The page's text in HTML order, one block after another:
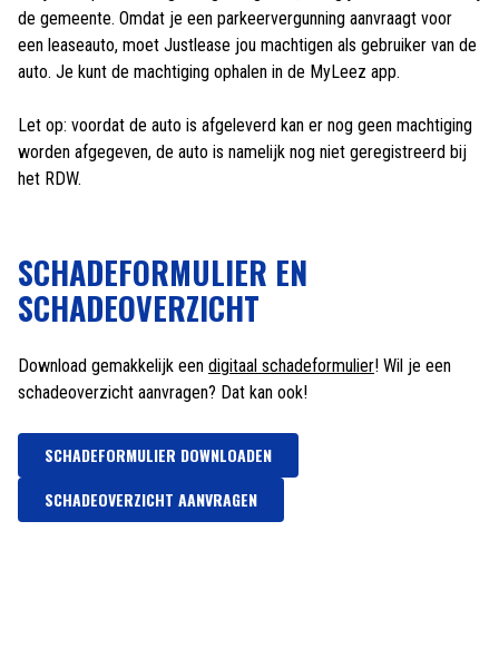
de gemeente. Omdat je een parkeervergunning aanvraagt voor
een leaseauto, moet Justlease jou machtigen als gebruiker van de
auto. Je kunt de machtiging ophalen in de MyLeez app.
Let op: voordat de auto is afgeleverd kan er nog geen machtiging
worden afgegeven, de auto is namelijk nog niet geregistreerd bij
het RDW.
SCHADEFORMULIER EN
SCHADEOVERZICHT
Download gemakkelijk een digitaal schadeformulier! Wil je een
schadeoverzicht aanvragen? Dat kan ook!
SCHADEFORMULIER DOWNLOADEN
SCHADEOVERZICHT AANVRAGEN